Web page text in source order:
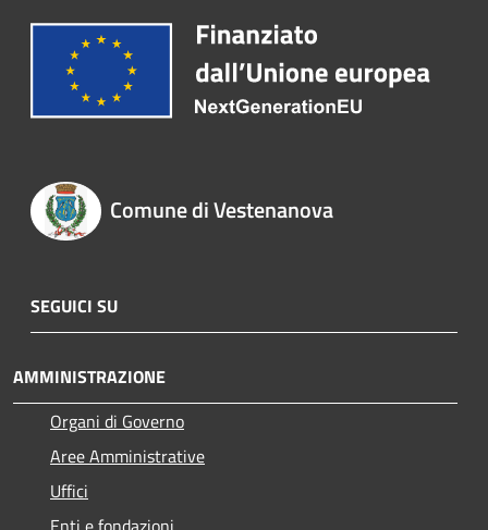
Comune di Vestenanova
SEGUICI SU
AMMINISTRAZIONE
Organi di Governo
Aree Amministrative
Uffici